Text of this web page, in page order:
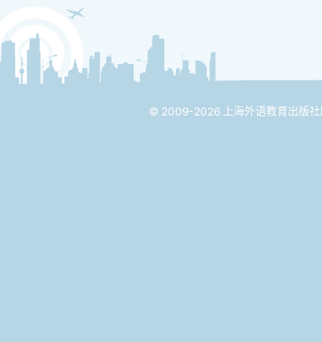
© 2009-2026 上海外语教育出版社